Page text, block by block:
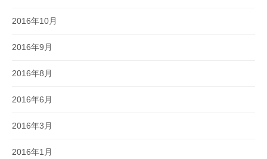
2016年10月
2016年9月
2016年8月
2016年6月
2016年3月
2016年1月